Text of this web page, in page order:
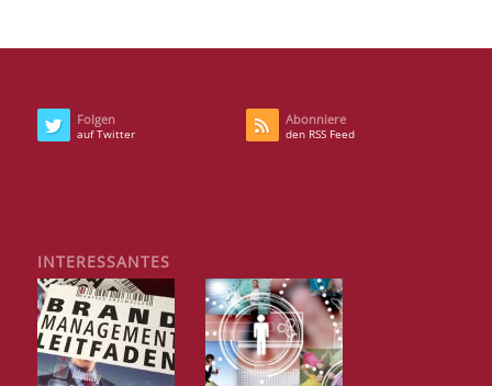
Folgen
auf Twitter
Abonniere
den RSS Feed
INTERESSANTES